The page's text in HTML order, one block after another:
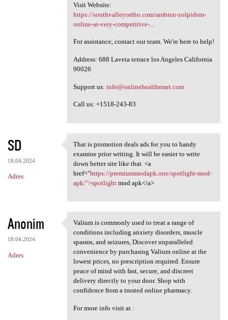
Visit Website:
https://southvalleyortho.com/ambien-zolpidem-
online-at-very-competitive-...
For assistance, contact our team. We're here to help!
Address: 688 Laveta terrace los Angeles California
90026
Support us: info@onlinehealthmart.com
Call us: +1518-243-83
SD
18.04.2024
Adres
That is promotion deals ads
That is promotion deals ads for you to handy
examine prior writing. It will be easier to write
down better site like that. <a
href="https://premiummodapk.one/spotlight-mod-
apk/">spotlightmod apk</a>
Anonim
18.04.2024
Adres
Valium is commonly used to
Valium is commonly used to treat a range of
conditions including anxiety disorders, muscle
spasms, and seizures, Discover unparalleled
convenience by purchasing Valium online at the
lowest prices, no prescription required. Ensure
peace of mind with fast, secure, and discreet
delivery directly to your door. Shop with
confidence from a trusted online pharmacy.
For more info visit at :